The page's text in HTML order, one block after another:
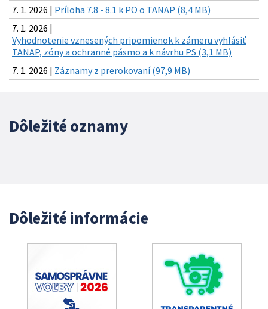
7. 1. 2026 | Príloha 7.8 - 8.1 k PO o TANAP (8,4 MB)
7. 1. 2026 |
Vyhodnotenie vznesených pripomienok k zámeru vyhlásiť
TANAP, zóny a ochranné pásmo a k návrhu PS (3,1 MB)
7. 1. 2026 | Záznamy z prerokovaní (97,9 MB)
Dôležité oznamy
Dôležité informácie